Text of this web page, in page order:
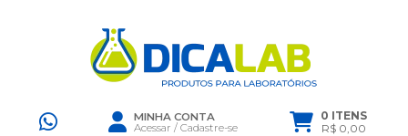
MINHA CONTA
Acessar /Cadastre-se
0 ITENS
R$ 0,00